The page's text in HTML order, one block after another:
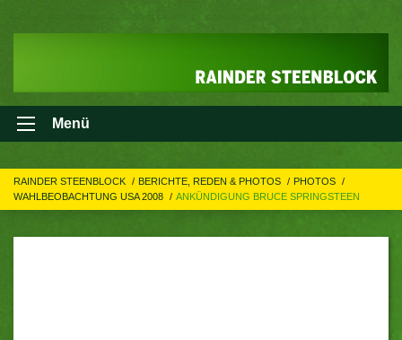
Menü
RAINDER STEENBLOCK BERICHTE, REDEN & PHOTOS
PHOTOS
WAHLBEOBACHTUNG USA 2008
ANKÜNDIGUNG BRUCE SPRINGSTEEN